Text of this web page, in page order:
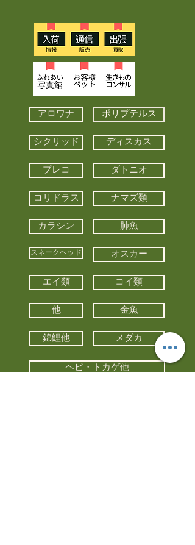
アロワナ ポリプテルス
シクリッド ディスカス
プレコ ダトニオ
コリドラス ナマズ類
カラシン 肺魚
スネークヘッド オスカー
エイ類 コイ類
他 金魚
錦鯉他 メダカ
ヘビ・トカゲ他